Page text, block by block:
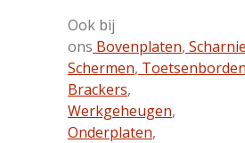
Ook bij
ons Bovenplaten,
Schermen,
Brackers,
Werkgeheugen,
Onderplaten,